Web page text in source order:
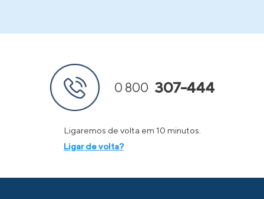
0 800 307-444
Ligaremos de volta em 10 minutos.
Ligar de volta?